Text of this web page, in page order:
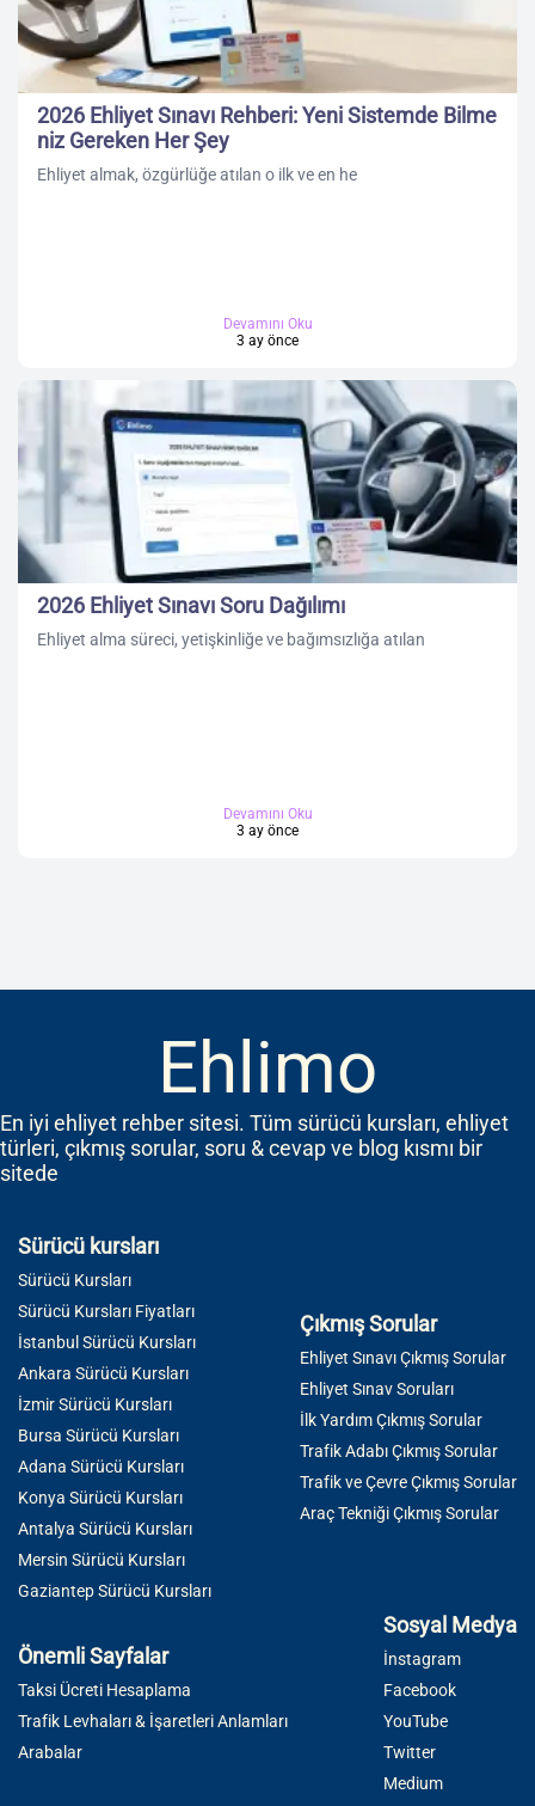
2026 Ehliyet Sınavı Rehberi: Yeni Sistemde Bilme
niz Gereken Her Şey
Ehliyet almak, özgürlüğe atılan o ilk ve en he
Devamını Oku
3 ay önce
2026 Ehliyet Sınavı Soru Dağılımı
Ehliyet alma süreci, yetişkinliğe ve bağımsızlığa atılan
Devamını Oku
3 ay önce
Ehlimo
En iyi ehliyet rehber sitesi. Tüm sürücü kursları, ehliyet
türleri, çıkmış sorular, soru & cevap ve blog kısmı bir
sitede
Sürücü kursları
Sürücü Kursları
Sürücü Kursları Fiyatları
İstanbul Sürücü Kursları
Ankara Sürücü Kursları
İzmir Sürücü Kursları
Bursa Sürücü Kursları
Adana Sürücü Kursları
Konya Sürücü Kursları
Antalya Sürücü Kursları
Mersin Sürücü Kursları
Gaziantep Sürücü Kursları
Çıkmış Sorular
Ehliyet Sınavı Çıkmış Sorular
Ehliyet Sınav Soruları
İlk Yardım Çıkmış Sorular
Trafik Adabı Çıkmış Sorular
Trafik ve Çevre Çıkmış Sorular
Araç Tekniği Çıkmış Sorular
Önemli Sayfalar
Taksi Ücreti Hesaplama
Trafik Levhaları & İşaretleri Anlamları
Arabalar
Sosyal Medya
İnstagram
Facebook
YouTube
Twitter
Medium